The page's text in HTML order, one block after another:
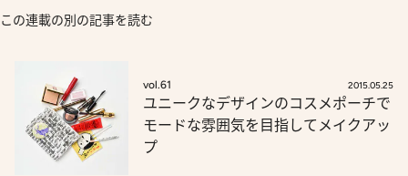
この連載の別の記事を読む
vol.61 2015.05.25
ユニークなデザインのコスメポーチで
モードな雰囲気を目指してメイクアッ
プ